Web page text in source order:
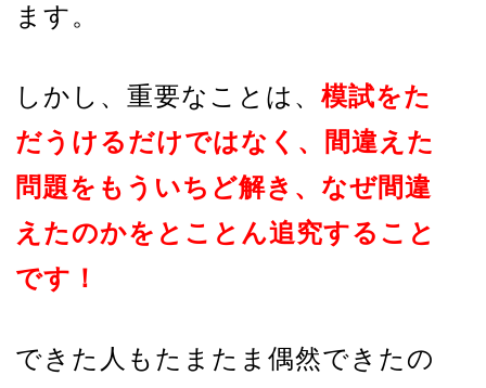
ます。
しかし、重要なことは、 模試をた
だうけるだけではなく、間違えた
問題をもういちど解き、なぜ間違
えたのかをとことん追究すること
です！
できた人もたまたま偶然できたの